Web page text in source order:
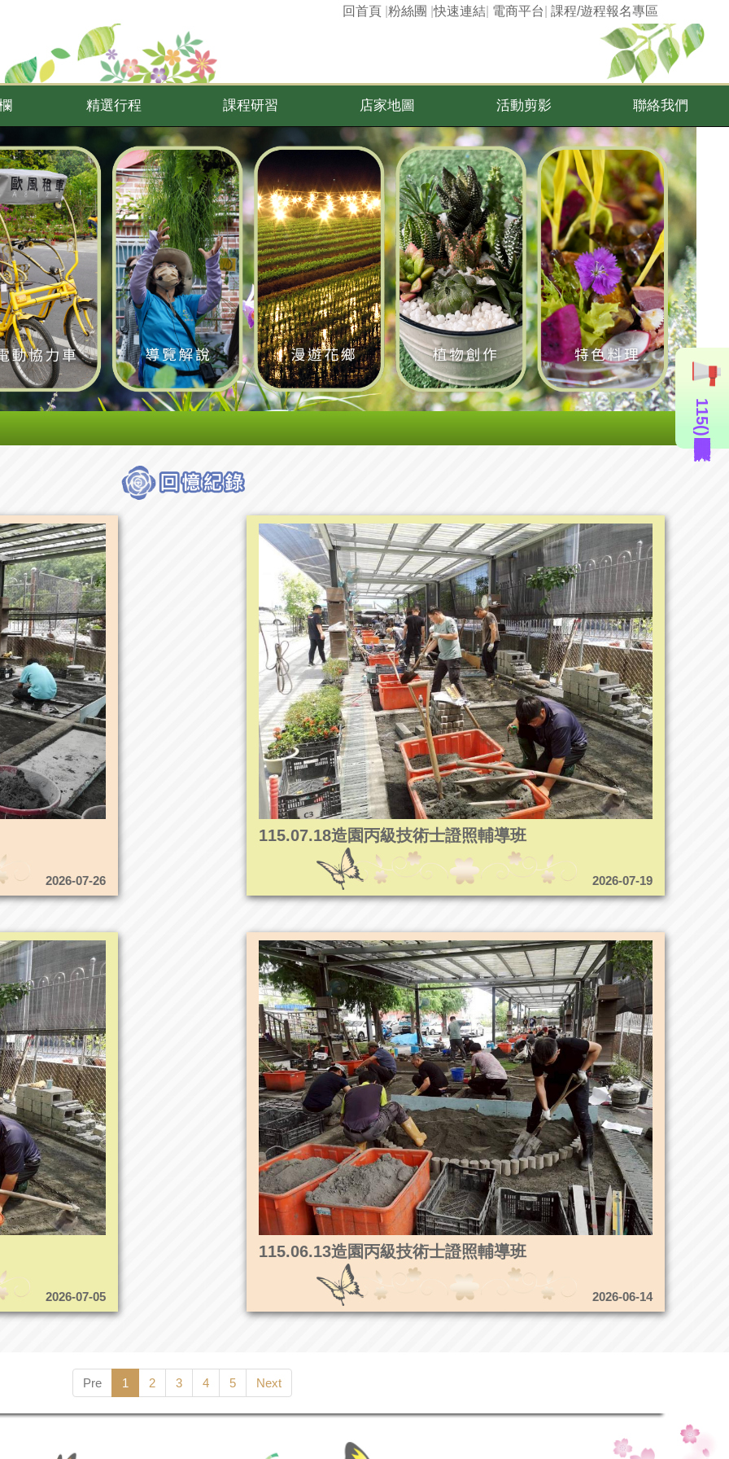
課程/遊程報名專區
電商平台
快速連結
粉絲團 |
回首頁
精選行程 課程研習 店家地圖 活動剪影 聯絡我們
2026-07-26
115.07.18造園丙級技術士證照輔導班
2026-07-19
2026-07-05
115.06.13造園丙級技術士證照輔導班
2026-06-14
Pre 1 2 3 4 5 Next
115年度造園景觀丙級技術士證照輔導班(即測即評周六班)